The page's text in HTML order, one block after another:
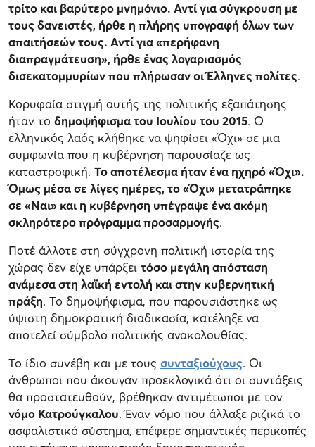
τρίτο και βαρύτερο μνημόνιο. Αντί για σύγκρουση με
τους δανειστές, ήρθε η πλήρης υπογραφή όλων των
απαιτήσεών τους. Αντί για «περήφανη
διαπραγμάτευση», ήρθε ένας λογαριασμός
δισεκατομμυρίων που πλήρωσαν οι Έλληνες πολίτες.
Κορυφαία στιγμή αυτής της πολιτικής εξαπάτησης
ήταν το δημοψήφισμα του Ιουλίου του 2015. Ο
ελληνικός λαός κλήθηκε να ψηφίσει «Όχι» σε μια
συμφωνία που η κυβέρνηση παρουσίαζε ως
καταστροφική. Το αποτέλεσμα ήταν ένα ηχηρό «Όχι».
Όμως μέσα σε λίγες ημέρες, το «Όχι» μετατράπηκε
σε «Ναι» και η κυβέρνηση υπέγραψε ένα ακόμη
σκληρότερο πρόγραμμα προσαρμογής.
Ποτέ άλλοτε στη σύγχρονη πολιτική ιστορία της
χώρας δεν είχε υπάρξει τόσο μεγάλη απόσταση
ανάμεσα στη λαϊκή εντολή και στην κυβερνητική
πράξη. Το δημοψήφισμα, που παρουσιάστηκε ως
ύψιστη δημοκρατική διαδικασία, κατέληξε να
αποτελεί σύμβολο πολιτικής ανακολουθίας.
Το ίδιο συνέβη και με τους συνταξιούχους. Οι
άνθρωποι που άκουγαν προεκλογικά ότι οι συντάξεις
θα προστατευθούν, βρέθηκαν αντιμέτωποι με τον
νόμο Κατρούγκαλου. Έναν νόμο που άλλαξε ριζικά το
ασφαλιστικό σύστημα, επέφερε σημαντικές περικοπές